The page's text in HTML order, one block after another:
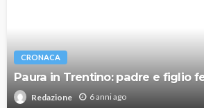
CRONACA
Paura in Trentino: padre e figlio
Redazione 6 anni ago